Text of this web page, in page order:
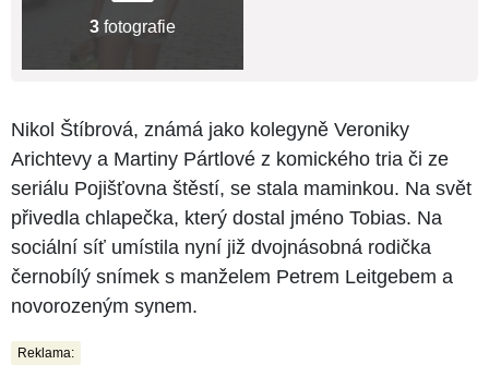
3 fotografie
Nikol Štíbrová, známá jako kolegyně Veroniky
Arichtevy a Martiny Pártlové z komického tria či ze
seriálu Pojišťovna štěstí, se stala maminkou. Na svět
přivedla chlapečka, který dostal jméno Tobias. Na
sociální síť umístila nyní již dvojnásobná rodička
černobílý snímek s manželem Petrem Leitgebem a
novorozeným synem.
Reklama: